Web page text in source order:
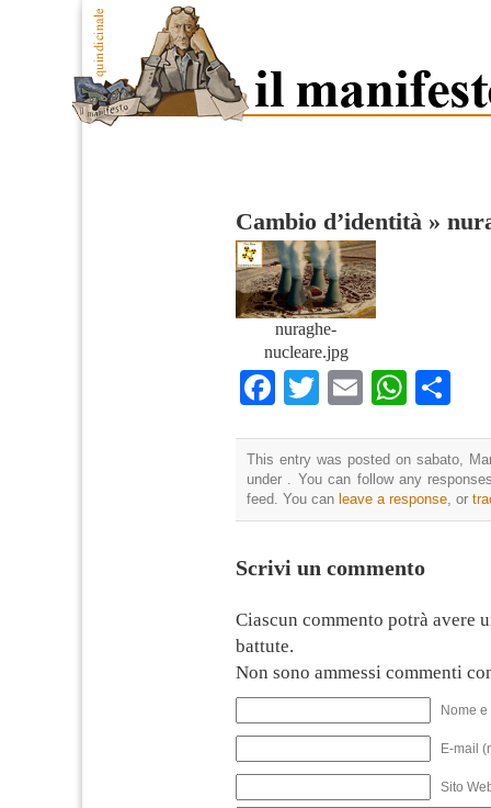
Cambio d’identità »
nuraghe-
nucleare.jpg
Facebook
TwitterEmail
This entry was posted on sabato,
under . You can follow any
feed. You can leave a response , or
Scrivi un commento
Ciascun commento potrà avere
battute.
Non sono ammessi commenti
Nome
E-mail
Sito